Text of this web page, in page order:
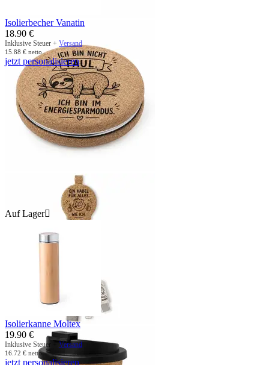
Isolierbecher Vanatin
18.90 €
Inklusive Steuer + Versand
15.88 € netto
jetzt personalisieren
Auf Lager
Isolierkanne Moltex
19.90 €
Inklusive Steuer + Versand
16.72 € netto
jetzt personalisieren